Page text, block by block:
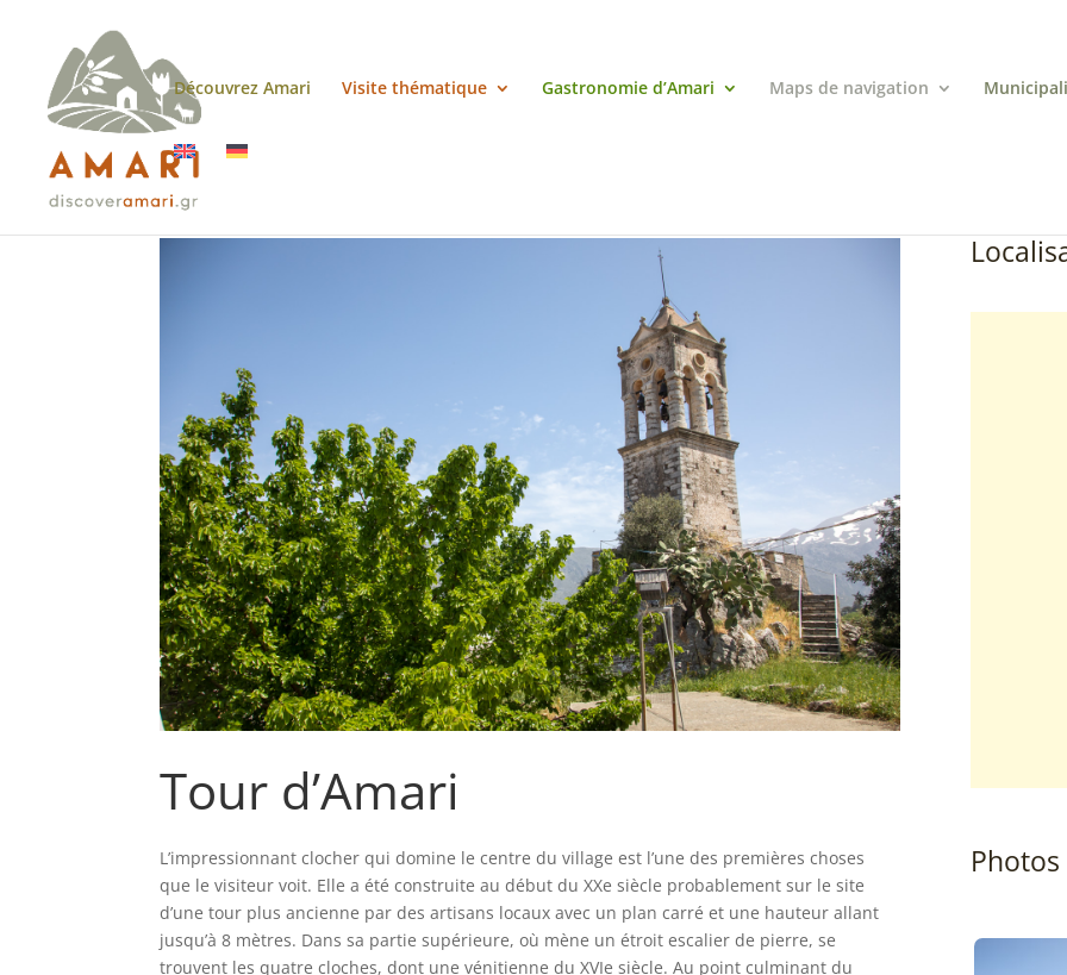
Découvrez Amari Visite thématique Gastronomie d’Amari Maps de navigation
Tour d’Amari
L’impressionnant clocher qui domine le centre du village est l’une des premières choses
que le visiteur voit. Elle a été construite au début du XXe siècle probablement sur le site
d’une tour plus ancienne par des artisans locaux avec un plan carré et une hauteur allant
jusqu’à 8 mètres. Dans sa partie supérieure, où mène un étroit escalier de pierre, se
trouvent les quatre cloches, dont une vénitienne du XVIe siècle. Au point culminant du
Photos